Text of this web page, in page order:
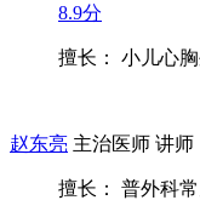
8.9分
擅长： 小儿心
赵东亮 主治医师 讲师
擅长： 普外科